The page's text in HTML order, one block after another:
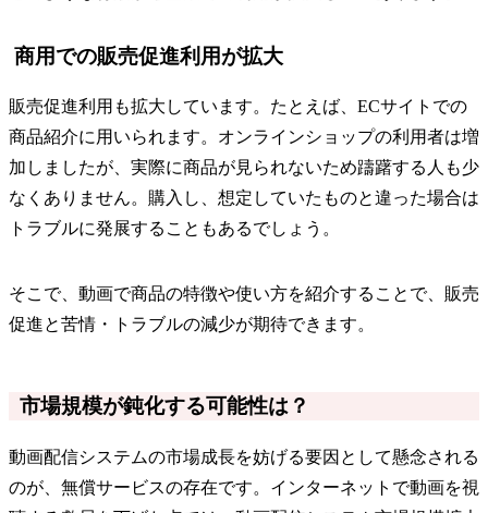
商用での販売促進利用が拡大
販売促進利用も拡大しています。たとえば、ECサイトでの
商品紹介に用いられます。オンラインショップの利用者は増
加しましたが、実際に商品が見られないため躊躇する人も少
なくありません。購入し、想定していたものと違った場合は
トラブルに発展することもあるでしょう。
そこで、動画で商品の特徴や使い方を紹介することで、販売
促進と苦情・トラブルの減少が期待できます。
市場規模が鈍化する可能性は？
動画配信システムの市場成長を妨げる要因として懸念される
のが、無償サービスの存在です。インターネットで動画を視